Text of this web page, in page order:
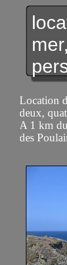
Location
deux,
A 1 km
des